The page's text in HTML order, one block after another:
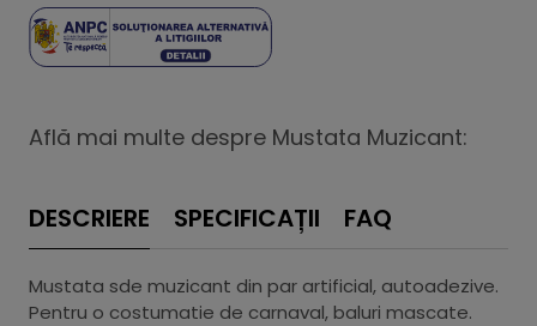
Află mai multe despre Mustata Muzicant:
DESCRIERE SPECIFICAȚII FAQ
Mustata sde muzicant din par artificial, autoadezive.
Pentru o costumatie de carnaval, baluri mascate.